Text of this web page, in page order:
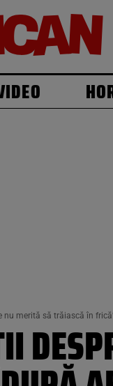
nu merită să trăiască în